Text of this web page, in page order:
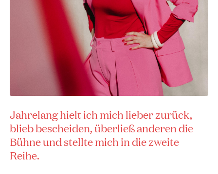
Jahrelang hielt ich mich lieber zurück,
blieb bescheiden, überließ anderen die
Bühne und stellte mich in die zweite
Reihe.